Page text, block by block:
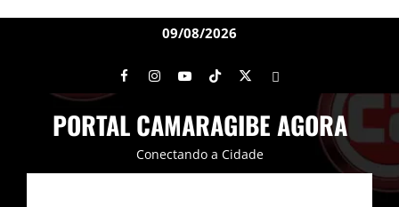
09/08/2026
PORTAL CAMARAGIBE AGORA
Conectando a Cidade